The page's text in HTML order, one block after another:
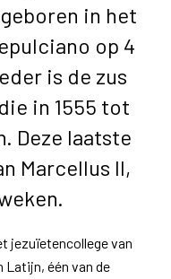
in het
op 4
is de zus
in 1555 tot
Deze laatste
Marcellus II,
jezuïetencollege van
Latijn, één van de